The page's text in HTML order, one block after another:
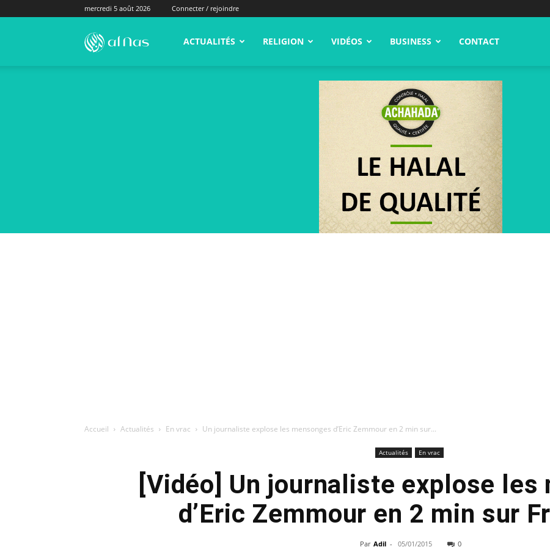
mercredi 5 août 2026 Connecter / rejoindre
alNas.fr ACTUALITÉS RELIGION VIDÉOS BUSINESS CONTACT
Accueil Actualités En vrac Un journaliste explose les mensonges d’Eric Zemmour en 2 min sur...
Actualités En vrac
[Vidéo] Un journaliste explose les
d’Eric Zemmour en 2 min sur
Par Adil - 05/01/2015 0